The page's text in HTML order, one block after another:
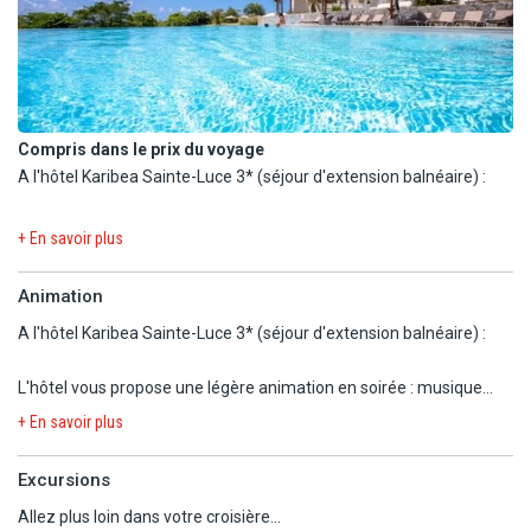
1/4 vin + café ou thé.
Sainte-Luce, Le Diamant… (tarifs et horaires à consulter sur place).
Compris dans le prix du voyage
A l'hôtel Karibea Sainte-Luce 3* (séjour d'extension balnéaire) :
- 3 piscines d'eau douce aménagées de transats et parasols, dont
- Complexe bordé par 2 plages naturelles de sable blanc.
- Ping-pong.
- A disposition : jeux, masques et tubas.
En option payante
A l'hôtel Karibea Sainte-Luce 3* (séjour d'extension balnéaire) :
- Massages.
+ En savoir plus
Animation
A l'hôtel Karibea Sainte-Luce 3* (séjour d'extension balnéaire) :
L'hôtel vous propose une légère animation en soirée : musique
live, karaoké, mini marché… (programme à consulter sur place).
+ En savoir plus
Excursions
Allez plus loin dans votre croisière...